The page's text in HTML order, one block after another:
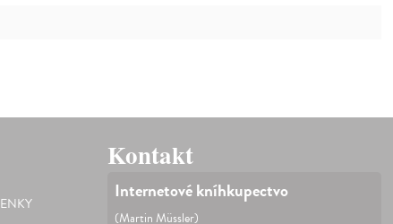
Kontakt
Internetové kníhkupectvo
(Martin Müssler)